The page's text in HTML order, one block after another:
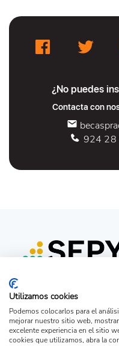
¿No puedes
Contacta con
924 28
Acceso candidato
Utilizamos cookies
Podemos colocarlos para el
mejorar nuestro sitio web,
excelente experiencia en el sitio
cookies que utilizamos, abra la